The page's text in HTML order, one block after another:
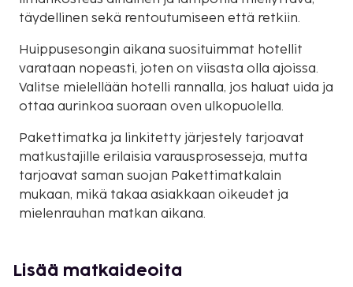
täydellinen sekä rentoutumiseen että retkiin.
Huippusesongin aikana suosituimmat hotellit
varataan nopeasti, joten on viisasta olla ajoissa.
Valitse mielellään hotelli rannalla, jos haluat uida ja
ottaa aurinkoa suoraan oven ulkopuolella.
Pakettimatka ja linkitetty järjestely tarjoavat
matkustajille erilaisia varausprosesseja, mutta
tarjoavat saman suojan Pakettimatkalain
mukaan, mikä takaa asiakkaan oikeudet ja
mielenrauhan matkan aikana.
Lisää matkaideoita